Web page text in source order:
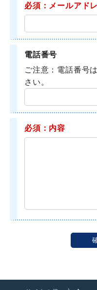
必須：メールアド
電話番号
ご注意：電話番号
さい。
必須：内容